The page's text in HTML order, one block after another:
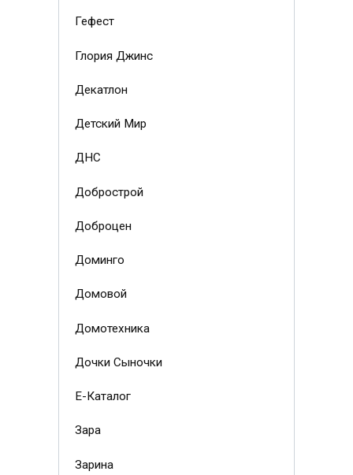
Гефест
Глория Джинс
Декатлон
Детский Мир
ДНС
Добрострой
Доброцен
Доминго
Домовой
Домотехника
Дочки Сыночки
Е-Каталог
Зара
Зарина